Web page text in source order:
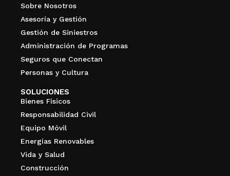
Sobre Nosotros
Asesoría y Gestión
Gestión de Siniestros
Administración de Programas
Seguros que Conectan
Personas y Cultura
SOLUCIONES
Bienes Físicos
Responsabilidad Civil
Equipo Móvil
Energías Renovables
Vida y Salud
Construcción